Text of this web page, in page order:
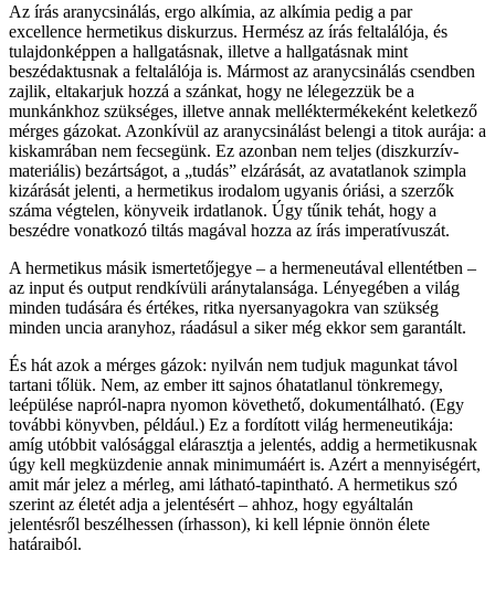
Az írás aranycsinálás, ergo alkímia, az alkímia pedig a par
excellence hermetikus diskurzus. Hermész az írás feltalálója, és
tulajdonképpen a hallgatásnak, illetve a hallgatásnak mint
beszédaktusnak a feltalálója is. Mármost az aranycsinálás csendben
zajlik, eltakarjuk hozzá a szánkat, hogy ne lélegezzük be a
munkánkhoz szükséges, illetve annak melléktermékeként keletkező
mérges gázokat. Azonkívül az aranycsinálást belengi a titok aurája: a
kiskamrában nem fecsegünk. Ez azonban nem teljes (diszkurzív-
materiális) bezártságot, a „tudás” elzárását, az avatatlanok szimpla
kizárását jelenti, a hermetikus irodalom ugyanis óriási, a szerzők
száma végtelen, könyveik irdatlanok. Úgy tűnik tehát, hogy a
beszédre vonatkozó tiltás magával hozza az írás imperatívuszát.
A hermetikus másik ismertetőjegye – a hermeneutával ellentétben –
az input és output rendkívüli aránytalansága. Lényegében a világ
minden tudására és értékes, ritka nyersanyagokra van szükség
minden uncia aranyhoz, ráadásul a siker még ekkor sem garantált.
És hát azok a mérges gázok: nyilván nem tudjuk magunkat távol
tartani tőlük. Nem, az ember itt sajnos óhatatlanul tönkremegy,
leépülése napról-napra nyomon követhető, dokumentálható. (Egy
további könyvben, például.) Ez a fordított világ hermeneutikája:
amíg utóbbit valósággal elárasztja a jelentés, addig a hermetikusnak
úgy kell megküzdenie annak minimumáért is. Azért a mennyiségért,
amit már jelez a mérleg, ami látható-tapintható. A hermetikus szó
szerint az életét adja a jelentésért – ahhoz, hogy egyáltalán
jelentésről beszélhessen (írhasson), ki kell lépnie önnön élete
határaiból.